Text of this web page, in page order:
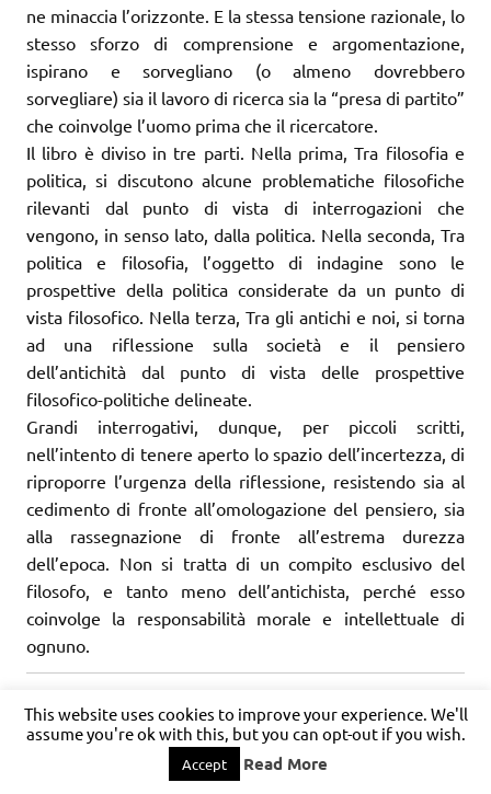
ne minaccia l’orizzonte. E la stessa tensione razionale, lo
stesso sforzo di comprensione e argomentazione,
ispirano e sorvegliano (o almeno dovrebbero
sorvegliare) sia il lavoro di ricerca sia la “presa di partito”
che coinvolge l’uomo prima che il ricercatore.
Il libro è diviso in tre parti. Nella prima, Tra filosofia e
politica, si discutono alcune problematiche filosofiche
rilevanti dal punto di vista di interrogazioni che
vengono, in senso lato, dalla politica. Nella seconda, Tra
politica e filosofia, l’oggetto di indagine sono le
prospettive della politica considerate da un punto di
vista filosofico. Nella terza, Tra gli antichi e noi, si torna
ad una riflessione sulla società e il pensiero
dell’antichità dal punto di vista delle prospettive
filosofico-politiche delineate.
Grandi interrogativi, dunque, per piccoli scritti,
nell’intento di tenere aperto lo spazio dell’incertezza, di
riproporre l’urgenza della riflessione, resistendo sia al
cedimento di fronte all’omologazione del pensiero, sia
alla rassegnazione di fronte all’estrema durezza
dell’epoca. Non si tratta di un compito esclusivo del
filosofo, e tanto meno dell’antichista, perché esso
coinvolge la responsabilità morale e intellettuale di
ognuno.
This website uses cookies to improve your experience. We'll
assume you're ok with this, but you can opt-out if you wish.
Accept Read More